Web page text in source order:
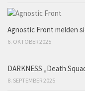
Agnostic Front melden
6. OKTOBER 2025
DARKNESS „Death
8. SEPTEMBER 2025